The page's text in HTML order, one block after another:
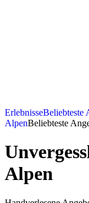
ErlebnisseBeliebteste
AlpenBeliebteste
Alpen